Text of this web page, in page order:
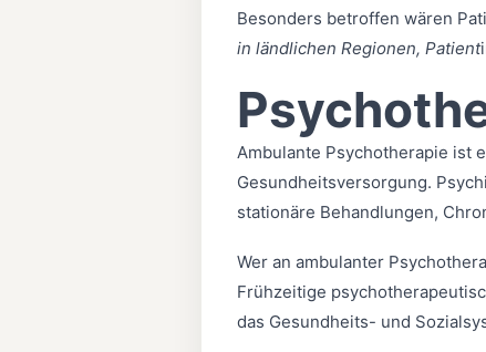
Besonders betroffen wären
in ländlichen Regionen, Patient
Ambulante Psychotherapie ist
Gesundheitsversorgung.
stationäre Behandlungen,
Wer an ambulanter
Frühzeitige
das Gesundheits- und